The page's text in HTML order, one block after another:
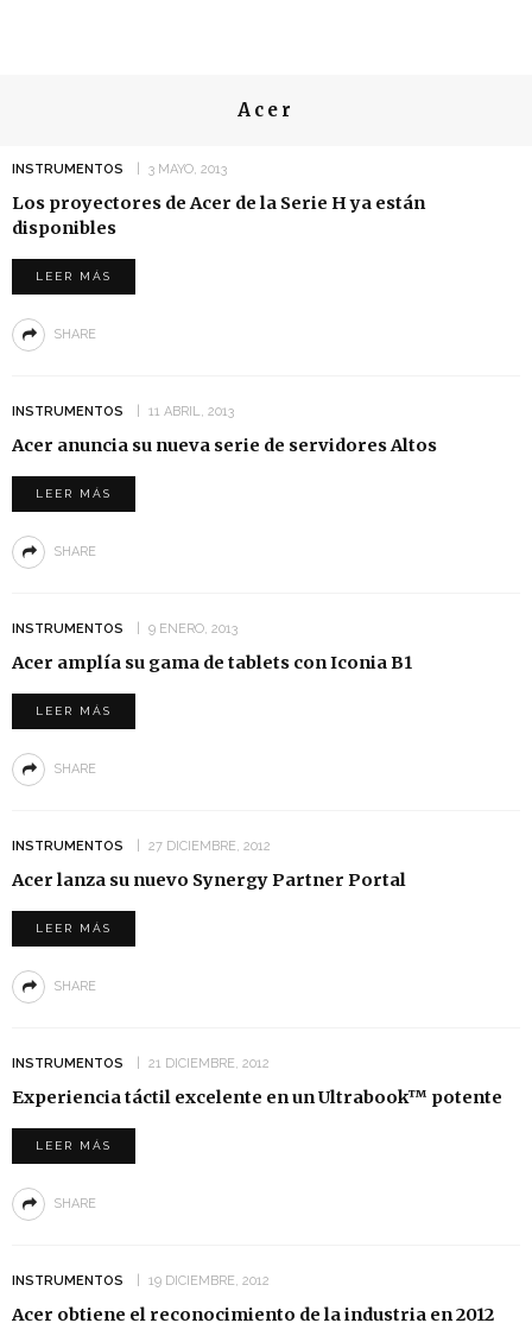
Acer
INSTRUMENTOS 3 MAYO, 2013
Los proyectores de Acer de la Serie H ya están
disponibles
LEER MÁS
SHARE
INSTRUMENTOS 11 ABRIL, 2013
Acer anuncia su nueva serie de servidores Altos
LEER MÁS
SHARE
INSTRUMENTOS 9 ENERO, 2013
Acer amplía su gama de tablets con Iconia B1
LEER MÁS
SHARE
INSTRUMENTOS 27 DICIEMBRE, 2012
Acer lanza su nuevo Synergy Partner Portal
LEER MÁS
SHARE
INSTRUMENTOS 21 DICIEMBRE, 2012
Experiencia táctil excelente en un Ultrabook™ potente
LEER MÁS
SHARE
INSTRUMENTOS 19 DICIEMBRE, 2012
Acer obtiene el reconocimiento de la industria en 2012